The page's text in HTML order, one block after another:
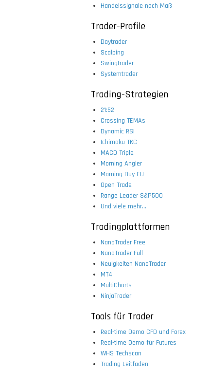
Handelssignale nach Maß
Trader-Profile
Daytrader
Scalping
Swingtrader
Systemtrader
Trading-Strategien
21:52
Crossing TEMAs
Dynamic RSI
Ichimoku TKC
MACD Triple
Morning Angler
Morning Buy EU
Open Trade
Range Leader S&P500
Und viele mehr...
Tradingplattformen
NanoTrader Free
NanoTrader Full
Neuigkeiten NanoTrader
MT4
MultiCharts
NinjaTrader
Tools für Trader
Real-time Demo CFD und Forex
Real-time Demo für Futures
WHS Techscan
Trading Leitfaden